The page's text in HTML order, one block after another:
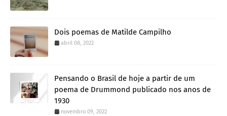
Dois poemas de Matilde Campilho
abril 08, 2022
Pensando o Brasil de hoje a partir de um
poema de Drummond publicado nos anos de
1930
novembro 09, 2022